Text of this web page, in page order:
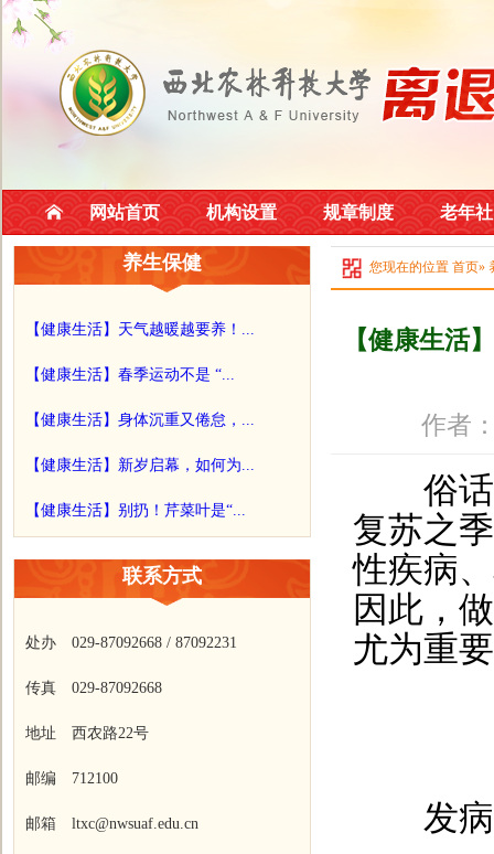
网站首页 机构设置 规章制度 老年
养生保健
【健康生活】天气越暖越要养！...
【健康生活】春季运动不是 “...
【健康生活】身体沉重又倦怠，...
【健康生活】新岁启幕，如何为...
【健康生活】别扔！芹菜叶是“...
联系方式
处办 029-87092668 / 87092231
传真 029-87092668
地址 西农路22号
邮编 712100
邮箱 ltxc@nwsuaf.edu.cn
您现在的位置 首页»
【健康生活
作者
俗话说
复苏之
性疾病
因此，
尤为重
发病